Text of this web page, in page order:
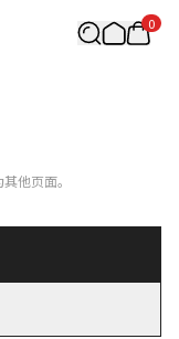
0
他页面。